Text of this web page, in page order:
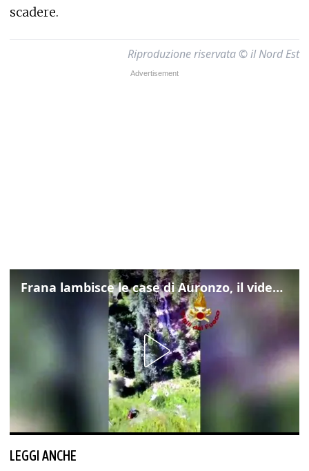
scadere.
Riproduzione riservata © il Nord Est
Frana lambisce le case di Auronzo, il video dall'elicottero dei vigili del fuoco
LEGGI ANCHE